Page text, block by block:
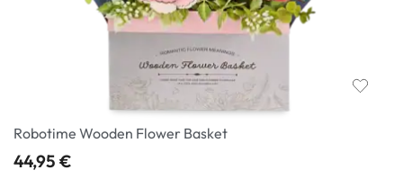
Robotime Wooden Flower Basket
44,95 €